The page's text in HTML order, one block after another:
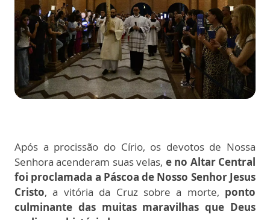
Após a procissão do Círio, os devotos de Nossa
Senhora acenderam suas velas, e no Altar Central
foi proclamada a Páscoa de Nosso Senhor Jesus
Cristo, a vitória da Cruz sobre a morte, ponto
culminante das muitas maravilhas que Deus